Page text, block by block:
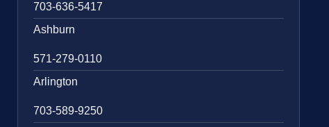
703-636-5417
Ashburn
571-279-0110
Arlington
703-589-9250